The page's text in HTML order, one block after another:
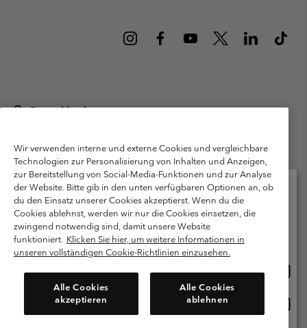
Deutschland
München Deutschland. Alle Rechte vorbehalten.
Nutzungsbedingungen
Allgemeine Verkaufsbedingungen
Garantie
Datenschutzerklärung
Bestimmungen und Bedingungen des Mitglieder Programms
Nutzungsbedingungen Für Nutzergenerierte Inhalte
Cookies
Public CBCR
Kundenservice: Mo- Fr. 9:00 - 13:00 & 14:00- 18:00 Uhr
(+)498912081004
Wir verwenden interne und externe Cookies und vergleichbare
Technologien zur Personalisierung von Inhalten und Anzeigen,
zur Bereitstellung von Social-Media-Funktionen und zur Analyse
der Website. Bitte gib in den unten verfügbaren Optionen an, ob
du den Einsatz unserer Cookies akzeptierst. Wenn du die
Cookies ablehnst, werden wir nur die Cookies einsetzen, die
zwingend notwendig sind, damit unsere Website
funktioniert. Klicken Sie hier, um weitere Informationen in
unseren vollständigen Cookie-Richtlinien einzusehen.
Alle Cookies
akzeptieren
Alle Cookies
ablehnen
Bitte wählen Sie Ihr Lieferland und Ihre Sprache
Online-Einkauf verfügbar
Deutschland